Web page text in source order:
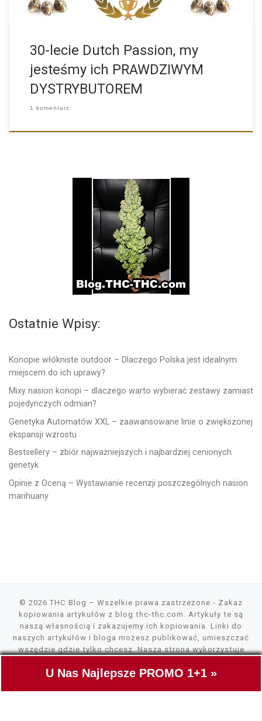
30-lecie Dutch Passion, my
jesteśmy ich PRAWDZIWYM
DYSTRYBUTOREM
1 komentarz
Ostatnie Wpisy:
Konopie włókniste outdoor – Dlaczego Polska jest idealnym
miejscem do ich uprawy?
Mixy nasion konopi – dlaczego warto wybierać zestawy zamiast
pojedynczych odmian?
Genetyka Automatów XXL – zaawansowane linie o zwiększonej
ekspansji wzrostu
Bestsellery – zbiór najważniejszych i najbardziej cenionych
genetyk
Opinie z Oceną – Wystawianie recenzji poszczególnych nasion
marihuany
© 2026THC Blog – Wszelkie prawa zastrzeżone - Zakaz
kopiowania artykułów z blog.thc-thc.com. Artykuły te są
naszą własnością i zakazujemy ich kopiowania. Linki do
naszych artykułów i bloga możesz publikować, umieszczać
wszędzie gdzie tylko chcesz. Nasza strona wykorzystuje
Nie gromadzimy żadnych danych.
U Nas Najlepsze PROMO 1+1 »